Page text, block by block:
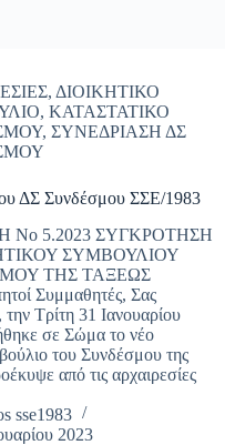
, ΔΙΟΙΚΗΤΙΚΟ
,ΚΑΤΑΣΤΑΤΙΚΟ
,ΣΥΝΕΔΡΙΑΣΗ ΔΣ
ΔΣ Συνδέσμου ΣΣΕ/1983
Νο 5.2023 ΣΥΓΚΡΟΤΗΣΗ
ΣΥΜΒΟΥΛΙΟΥ
ΤΗΣ ΤΑΞΕΩΣ
Συμμαθητές, Σας
την Τρίτη 31 Ιανουαρίου
σε Σώμα το νέο
του Συνδέσμου της
από τις αρχαιρεσίες
sse1983
2023